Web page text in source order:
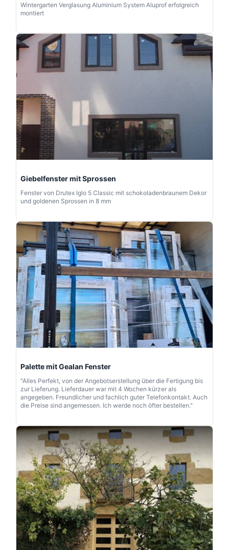
Wintergarten Verglasung Aluminium System Aluprof erfolgreich
montiert
Giebelfenster mit Sprossen
Fenster von Drutex Iglo 5 Classic mit schokoladenbraunem Dekor
und goldenen Sprossen in 8 mm
Palette mit Gealan Fenster
"Alles Perfekt, von der Angebotserstellung über die Fertigung bis
zur Lieferung. Lieferdauer war mit 4 Wochen kürzer als
angegeben. Freundlicher und fachlich guter Telefonkontakt. Auch
die Preise sind angemessen. Ich werde noch öfter bestellen."